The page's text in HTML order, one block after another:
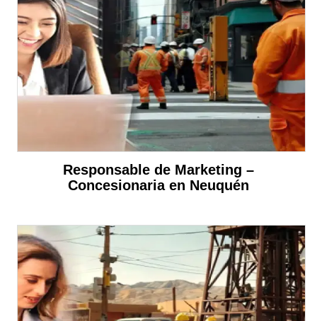
Responsable de Marketing –
Concesionaria en Neuquén